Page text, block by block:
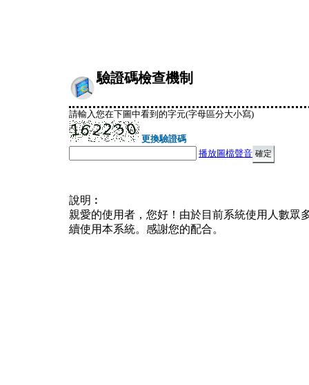
驗證碼檢查機制
請輸入您在下圖中看到的字元(字母區分大小寫)
更換驗證碼
播放圖檔聲音
說明︰
親愛的使用者，您好！由於目前系統使用人數眾
續使用本系統。感謝您的配合。